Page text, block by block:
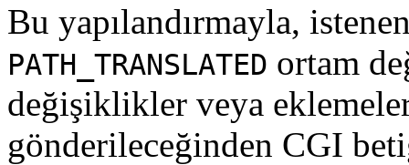
Bu yapılandırmayla,
PATH_TRANSLATED ortam
değişiklikler veya
gönderileceğinden CGI